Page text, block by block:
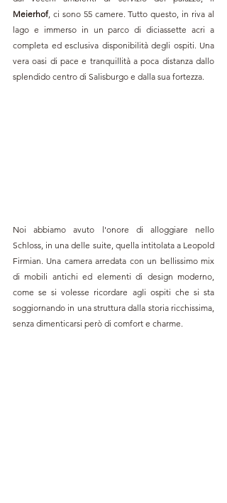
Meierhof, ci sono 55 camere. Tutto questo, in riva al
lago e immerso in un parco di diciassette acri a
completa ed esclusiva disponibilità degli ospiti. Una
vera oasi di pace e tranquillità a poca distanza dallo
splendido centro di Salisburgo e dalla sua fortezza.
Noi abbiamo avuto l'onore di alloggiare nello
Schloss, in una delle suite, quella intitolata a Leopold
Firmian. Una camera arredata con un bellissimo mix
di mobili antichi ed elementi di design moderno,
come se si volesse ricordare agli ospiti che si sta
soggiornando in una struttura dalla storia ricchissima,
senza dimenticarsi però di comfort e charme.